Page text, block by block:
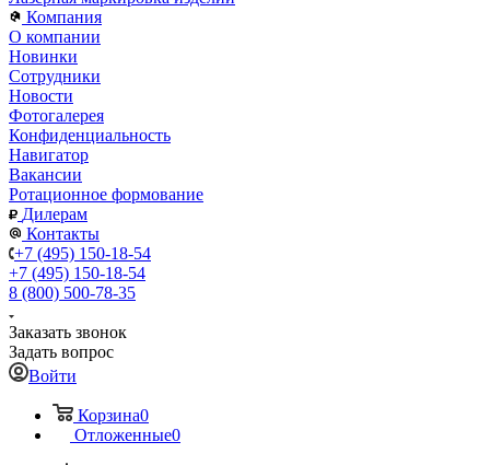
Компания
О компании
Новинки
Сотрудники
Новости
Фотогалерея
Конфиденциальность
Навигатор
Вакансии
Ротационное формование
Дилерам
Контакты
+7 (495) 150-18-54
+7 (495) 150-18-54
8 (800) 500-78-35
Заказать звонок
Задать вопрос
Войти
Корзина0
Отложенные0